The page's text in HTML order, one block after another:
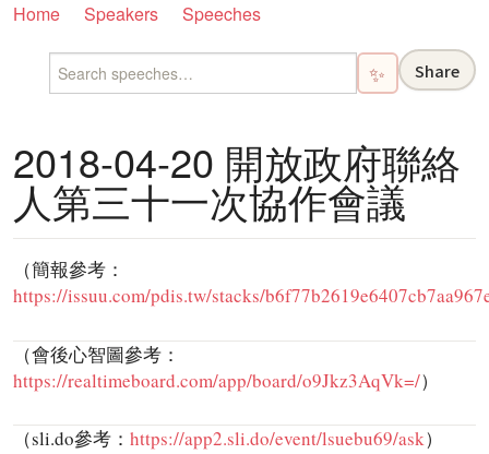
Home Speakers Speeches
✨ Share
2018-04-20 開放政府聯絡
人第三十一次協作會議
（簡報參考：
https://issuu.com/pdis.tw/stacks/
（會後心智圖參考：
https://realtimeboard.com/app/board/o9Jkz3AqVk=/）
（sli.do參考： https://app2.sli.do/event/lsuebu69/ask）